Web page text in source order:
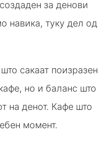
за денови
навика, туку дел од
сакаат поизразен
но и баланс што
на денот. Кафе што
момент.